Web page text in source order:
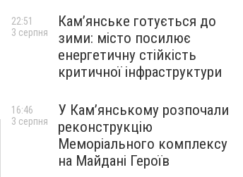
Кам’янське готується до
зими: місто посилює
енергетичну стійкість
критичної інфраструктури
22:51
3 серпня
У Кам’янському розпочали
реконструкцію
Меморіального комплексу
на Майдані Героїв
16:46
3 серпня